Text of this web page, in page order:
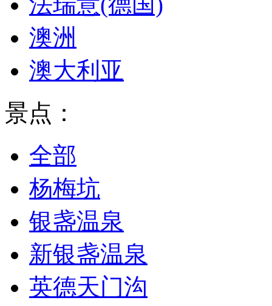
澳洲
澳大利亚
景点：
全部
杨梅坑
银盏温泉
新银盏温泉
英德天门沟